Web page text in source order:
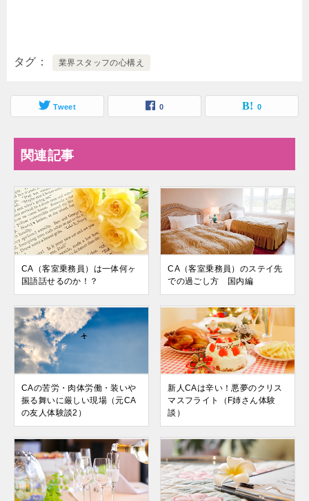
タグ 業界スタッフの心構え
Tweet 0 0
関連記事
CA（客室乗務員）は一体何ヶ
国語話せるのか！？
CA（客室乗務員）のステイ先
での過ごし方 国内編
CAの苦労・肉体労働・装いや
振る舞いに厳しい現場（元CA
の友人体験談2）
新人CAは辛い！悪夢のクリス
マスフライト（F姉さん体験
談）